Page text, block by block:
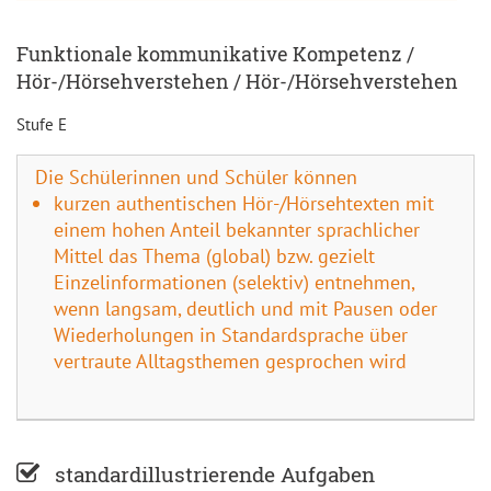
Funktionale kommunikative Kompetenz /
Hör-/Hörsehverstehen / Hör-/Hörsehverstehen
Stufe E
Die Schülerinnen und Schüler können
kurzen authentischen Hör-/Hörsehtexten mit
einem hohen Anteil bekannter sprachlicher
Mittel das Thema (global) bzw. gezielt
Einzelinformationen (selektiv) entnehmen,
wenn langsam, deutlich und mit Pausen oder
Wiederholungen in Standardsprache über
vertraute Alltagsthemen gesprochen wird
standardillustrierende Aufgaben